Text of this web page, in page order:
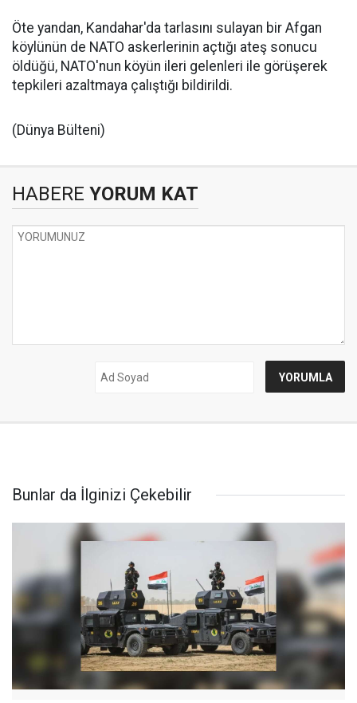
Öte yandan, Kandahar'da tarlasını sulayan bir Afgan
köylünün de NATO askerlerinin açtığı ateş sonucu
öldüğü, NATO'nun köyün ileri gelenleri ile görüşerek
tepkileri azaltmaya çalıştığı bildirildi.
(Dünya Bülteni)
HABERE YORUM KAT
Bunlar da İlginizi Çekebilir